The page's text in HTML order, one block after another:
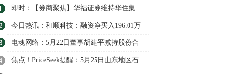
即时：【券商聚焦】华福证券维持华住集
团-S(01179)“买入”评级 指其受益酒店周期改
善
今日热讯：和顺科技：融资净买入196.01万
元，融资余额2亿元
电魂网络：5月22日董事胡建平减持股份合
计15万股
焦点！PriceSeek提醒：5月25日山东地区石